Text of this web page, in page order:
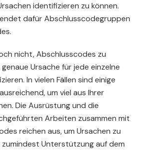
identifizieren zu können.
dafür Abschlusscodegruppen
nicht, Abschlusscodes zu
Ursache für jede einzelne
In vielen Fällen sind einige
um viel aus Ihrer
Die Ausrüstung und die
Arbeiten zusammen mit
reichen aus, um Ursachen zu
Unterstützung auf dem